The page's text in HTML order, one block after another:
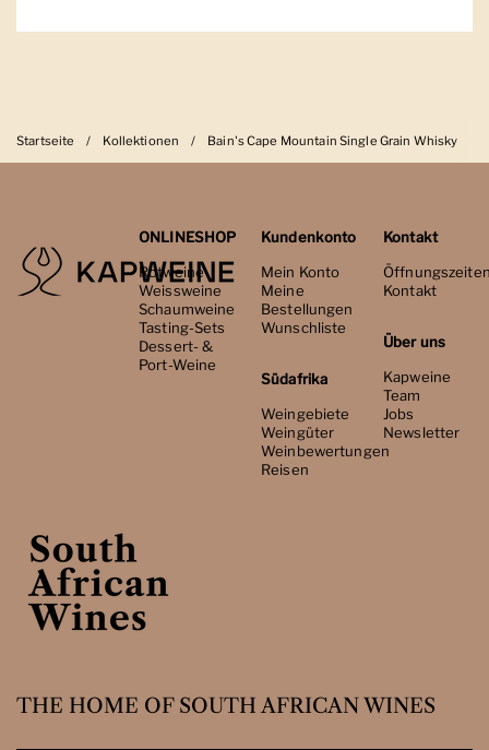
Startseite / Kollektionen / Bain's Cape Mountain Single Grain Whisky
ONLINESHOP
Rotweine
Weissweine
Schaumweine
Tasting-Sets
Dessert- &
Port-Weine
Kundenkonto
Mein Konto
Meine
Bestellungen
Wunschliste
Südafrika
Weingebiete
Weingüter
Weinbewertungen
Reisen
Kontakt
Kontakt
Über uns
Kapweine
Team
Jobs
Newsletter
THE HOME OF SOUTH AFRICAN WINES